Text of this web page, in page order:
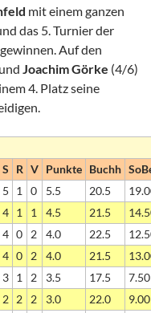
mit einem ganzen
das 5. Turnier der
Auf den
Joachim Görke (4/6)
4. Platz seine
S R V Punkte Buchh
5 1 0 5.5 20.5
4 1 1 4.5 21.5
4 0 2 4.0 22.5
4 0 2 4.0 21.5
3 1 2 3.5 17.5
7.50
2 2 2 3.0 22.0
9.00